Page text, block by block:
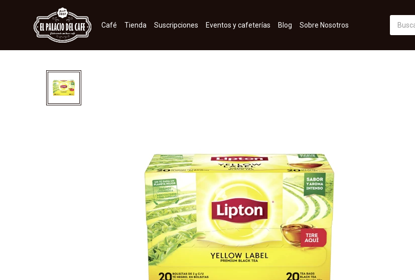
Café Tienda Suscripciones Eventos y cafeterías Blog Sobre Nosotros